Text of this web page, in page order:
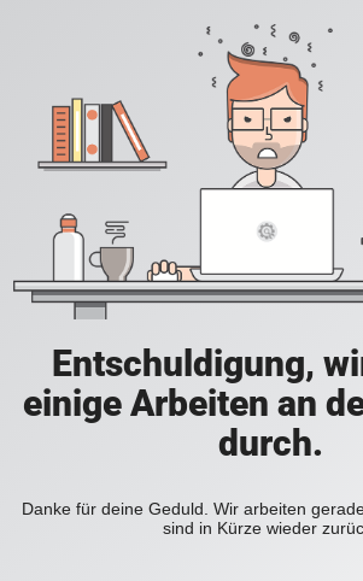
Entschuldigung,
einige Arbeiten an
durch.
Danke für deine Geduld. Wir arbeiten
sind in Kürze wieder